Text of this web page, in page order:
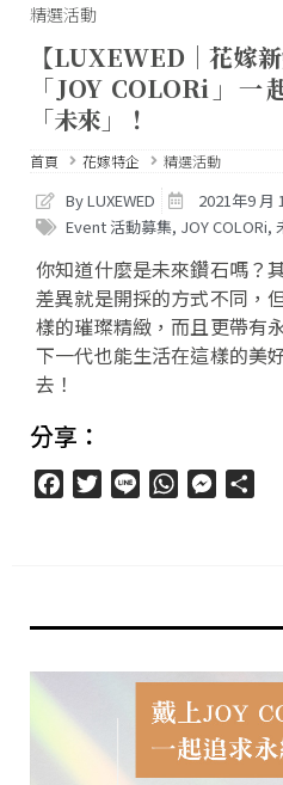
精選活動
【LUXEWED│花嫁
「JOY COLORi」
「未來」！
首頁 花嫁特企 精選活動
By LUXEWED
2021年9 月
Event 活動募集, JOY COLORi,
你知道什麼是未來鑽石嗎？
差異就是開採的方式不同，
樣的璀璨精緻，而且更帶有
下一代也能生活在這樣的美
去！
分享：
FacebookTwitter
Line WhatsApp